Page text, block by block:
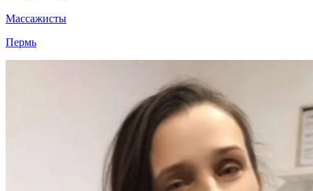
Массажисты
Пермь